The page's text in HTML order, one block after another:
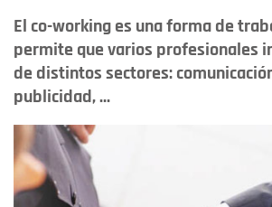
El co-working es una forma de
permite que varios profesionales
de distintos sectores:
publicidad, ...